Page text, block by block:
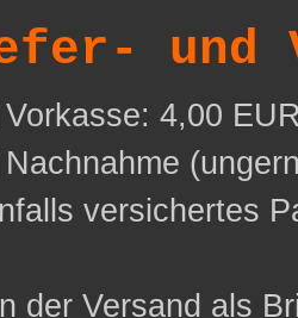
und
4,00
versichertes
der Versand als